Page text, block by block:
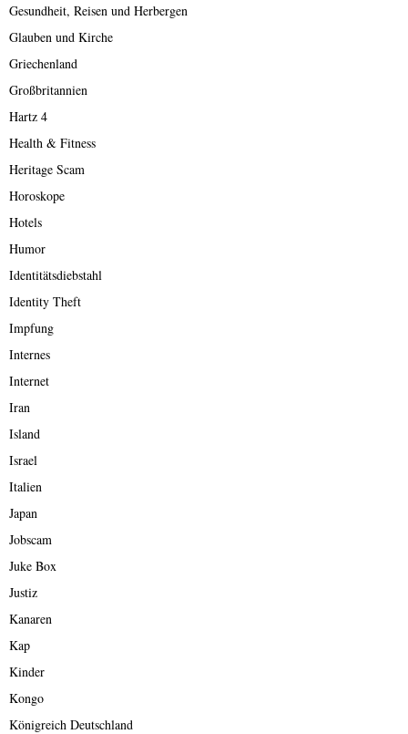
Gesundheit, Reisen und Herbergen
Glauben und Kirche
Griechenland
Großbritannien
Hartz 4
Health & Fitness
Heritage Scam
Horoskope
Hotels
Humor
Identitätsdiebstahl
Identity Theft
Impfung
Internes
Internet
Iran
Island
Israel
Italien
Japan
Jobscam
Juke Box
Justiz
Kanaren
Kap
Kinder
Kongo
Königreich Deutschland